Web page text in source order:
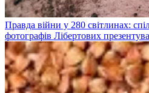
Правда війни у 280 світлинах:
фотографів Лібертових